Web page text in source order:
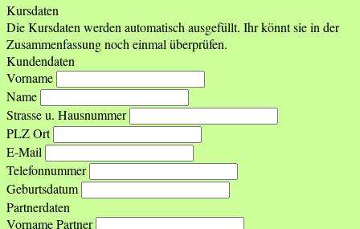
Kursdaten
Die Kursdaten werden automatisch ausgefüllt. Ihr könnt sie in der
Zusammenfassung noch einmal überprüfen.
Kundendaten
Vorname
Name
Strasse u. Hausnummer
PLZ Ort
E-Mail
Telefonnummer
Geburtsdatum
Partnerdaten
Vorname Partner